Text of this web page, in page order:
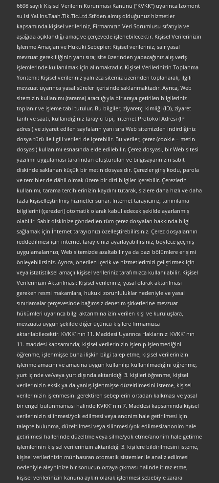
6698 sayılı Kişisel Verilerin Korunması Kanunu (“KVKK”) uyarınca İzomont
su Isi Yal.Ins.Taah.Tlk.Tic.Ltd.Sti’den almış olduğunuz hizmetler
kapsamında kişisel verileriniz, Firmamızın Veri Sorumlusu sıfatıyla ve
aşağıda açıklandığı amaç ve çerçevede işlenebilecektir. Kişisel Verilerinizin
İşlenme Amaçları ve Hukuki Sebepler: Kişisel verileriniz, sair yasal
mevzuat gerekliliğinin yanı sıra; site üzerinden yapacağınız alış veriş
işlemlerinde kullanılmak için alınmaktadır. Kişisel Verilerinizin Toplanma
Yöntemi: Kişisel verileriniz yalnızca sitemiz üzerinden toplanarak, ilgili
mevzuat uyarınca yasal süreler içerisinde saklanmaktadır. Ayrıca, Web
sitemizin kullanımı (tarama) aracılığıyla bir araya getirilen bilgileriniz
toplanır ve işleme tabi tutulur. Bu bilgiler, ziyaretçi kimliği (ID), ziyaret
tarih ve saati, kullandığınız tarayıcı tipi, İnternet Protokol Adresi (IP
adresi) ve ziyaret edilen sayfaların yanı sıra Web sitemizden indirdiğiniz
dosya türü ile ilgili verileri de içerebilir. Bu veriler, çerez (cookie – metin
dosyası) kullanımı esnasında elde edilebilir. Çerez dosyası, bir Web sitesi
yazılımı uygulaması tarafından oluşturulan ve bilgisayarınızın sabit
diskinde saklanan küçük bir metin dosyasıdır. Çerezler giriş kodu, parola
ve tercihler de dâhil olmak üzere bir dizi bilgiler içerebilir. Çerezlerin
kullanımı, tarama tercihlerinizin kaydını tutarak, sizlere daha hızlı ve daha
fazla kişiselleştirilmiş hizmetler sunar. İnternet tarayıcınız, tanımlama
bilgilerini (çerezleri) otomatik olarak kabul edecek şekilde ayarlanmış
olabilir. Sabit diskinize gönderilen tüm çerez dosyaları hakkında bilgi
sağlamak için İnternet tarayıcınızı özelleştirebilirsiniz. Çerez dosyalarının
reddedilmesi için internet tarayıcınızı ayarlayabilirsiniz, böylece geçmiş
uygulamalarınızı, Web sitemizde azaltabilir ya da bazı bölümlere erişimi
önleyebilirsiniz. Ayrıca, önerilen içerik ve hizmetlerimizi geliştirmek için
veya istatistiksel amaçlı kişisel verileriniz tarafımızca kullanılabilir. Kişisel
Verilerinizin Aktarılması: Kişisel verileriniz, yasal olarak aktarılması
gereken resmi makamlara, hukuki zorunluluklar nedeniyle ve yasal
sınırlamalar çerçevesinde bağımsız denetim şirketlerine mevzuat
hükümleri uyarınca bilgi aktarımına izin verilen kişi ve kuruluşlara,
mevzuata uygun şekilde diğer üçüncü kişilere firmamızca
aktarılabilecektir. KVKK’ nın 11. Maddesi Uyarınca Haklarınız: KVKK’ nın
11. maddesi kapsamında; kişisel verilerinizin işlenip işlenmediğini
öğrenme, işlenmişse buna ilişkin bilgi talep etme, kişisel verilerinizin
işlenme amacını ve amacına uygun kullanılıp kullanılmadığını öğrenme,
yurt içinde ve/veya yurt dışında aktarıldığı 3. kişileri öğrenme, kişisel
verilerinizin eksik ya da yanlış işlenmişse düzeltilmesini isteme, kişisel
verilerinizin işlenmesini gerektiren sebeplerin ortadan kalkması ve yasal
bir engel bulunmaması halinde KVKK’ nın 7. Maddesi kapsamında kişisel
verilerinizin silinmesi/yok edilmesi veya anonim hale getirilmesi için
talepte bulunma, düzeltilmesi veya silinmesi/yok edilmesi/anonim hale
getirilmesi hallerinde düzeltme veya silme/yok etme/anonim hale getirme
işlemlerinin kişisel verilerinizin aktarıldığı 3. kişilere bildirilmesini isteme,
kişisel verilerinizin münhasıran otomatik sistemler ile analiz edilmesi
nedeniyle aleyhinize bir sonucun ortaya çıkması halinde itiraz etme,
kişisel verilerinizin kanuna aykırı olarak işlenmesi sebebiyle zarara